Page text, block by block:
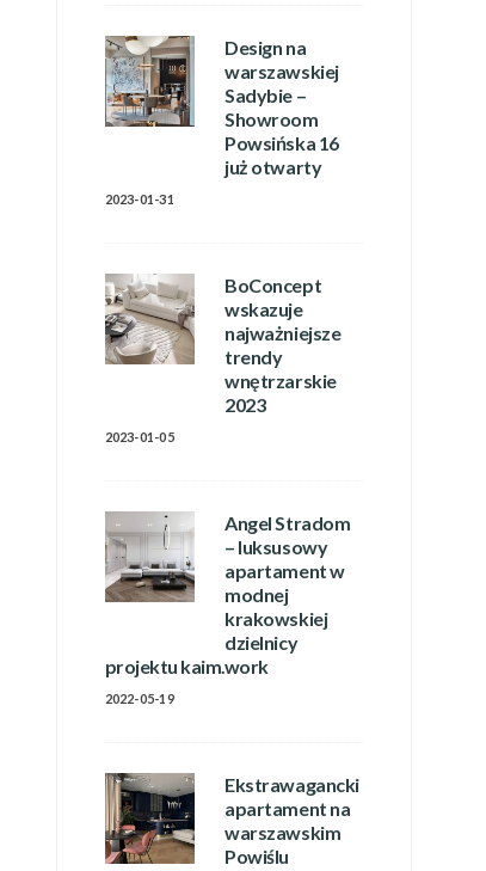
Design na
warszawskiej
Sadybie –
Showroom
Powsińska 16
już otwarty
2023-01-31
BoConcept
wskazuje
najważniejsze
trendy
wnętrzarskie
2023
2023-01-05
Angel Stradom
– luksusowy
apartament w
modnej
krakowskiej
dzielnicy
projektu kaim.work
2022-05-19
Ekstrawagancki
apartament na
warszawskim
Powiślu